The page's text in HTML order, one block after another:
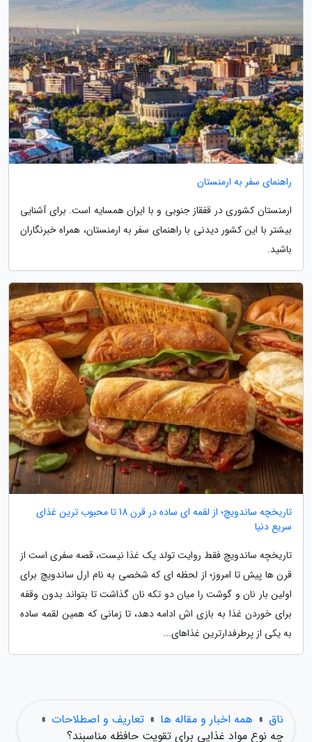
راهنمای سفر به ارمنستان
ارمنستان کشوری در قفقاز جنوبی و با ایران همسایه است. برای آشنایی
بیشتر با این کشور دیدنی با راهنمای سفر به ارمنستان، همراه خبرنگاران
باشید.
تاریخچه ساندویچ؛ از لقمه ای ساده در قرن 18 تا محبوب ترین غذای
سریع دنیا
تاریخچه ساندویچ فقط روایت تولد یک غذا نیست، قصه سفری است از
قرن ها پیش تا امروز؛ از لحظه ای که شخصی به نام ارل ساندویچ برای
اولین بار نان و گوشت را میان دو تکه نان گذاشت تا بتواند بدون وقفه
برای خوردن غذا به بازی اش ادامه دهد، تا زمانی که همین لقمه ساده
به یکی از پرطرفدارترین غذاهای...
ناق » همه اخبار و مقاله ها » تعاریف و اصطلاحات »
چه نوع مواد غذایی برای تقویت حافظه مناسبند؟